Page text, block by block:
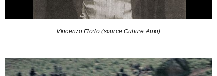
Vincenzo Florio (source Culture Auto)